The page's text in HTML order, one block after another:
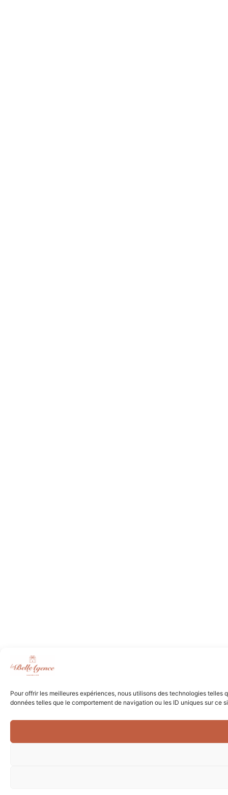
Pour offrir les meilleures expériences, nous utilisons des technologies
données telles que le comportement de navigation ou les ID uniques sur